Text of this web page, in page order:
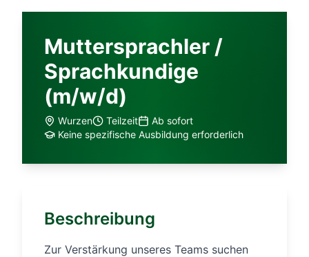
Muttersprachler /
Sprachkundige
(m/w/d)
Wurzen Teilzeit
Ab sofort
Keine spezifische Ausbildung erforderlich
Beschreibung
Zur Verstärkung unseres Teams suchen